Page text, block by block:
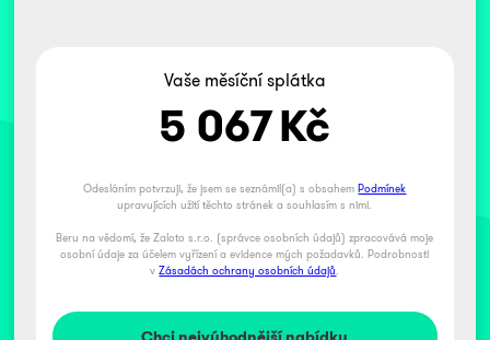
Vaše měsíční splátka
5 067Kč
Odesláním potvrzuji, že jsem se seznámil(a) s obsahem Podmínek
upravujících užití těchto stránek a souhlasím s nimi.
Beru na vědomí, že Zaloto s.r.o. (správce osobních údajů) zpracovává moje
osobní údaje za účelem vyřízení a evidence mých požadavků. Podrobnosti
vZásadách ochrany osobních údajů.